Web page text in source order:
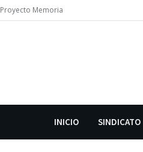
Proyecto Memoria
INICIO SINDICATO